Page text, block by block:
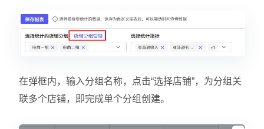
在弹框内，输入分组名称，点击“选择店铺”，为分组关
联多个店铺，即完成单个分组创建。